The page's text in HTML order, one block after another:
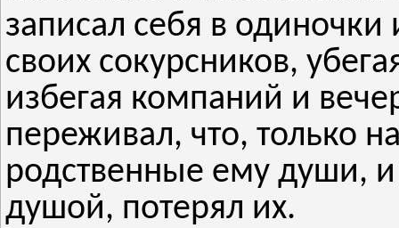
записал себя в одиночки
своих сокурсников,
избегая компаний и
переживал, что, только
родственные ему души,
душой, потерял их.